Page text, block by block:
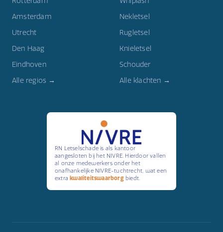
Amsterdam
Utrecht
Den Haag
Eindhoven
Alle regios →
Nekletsel
Rugletsel
Knieletsel
Schouder
Alle klachten →
RN Letselschade is als kantoor
aangesloten bij het NIVRE. Hierdoor vallen
al onze medewerkers onder het
onafhankelijke NIVRE-tuchtrecht, wat een
extra kwaliteitswaarborgbiedt.